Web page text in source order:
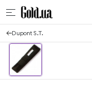
Dupont S.T.